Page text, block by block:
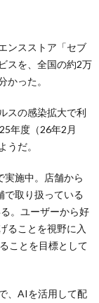
ンスストア「セブ
スを、全国の約2万
かった。
スの感染拡大で利
年度（26年2月
うだ。
実施中。店舗から
で取り扱っている
。ユーザーから好
ることを視野に入
ことを目標として
、AIを活用して配